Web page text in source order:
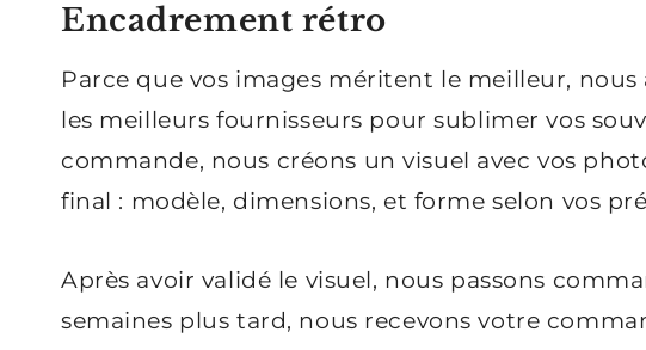
Encadrement rétro
Parce que vos images méritent le meilleur,
les meilleurs fournisseurs pour sublimer vos
commande, nous créons un visuel avec vos
final : modèle, dimensions, et forme selon vos
Après avoir validé le visuel, nous passons
semaines plus tard, nous recevons votre